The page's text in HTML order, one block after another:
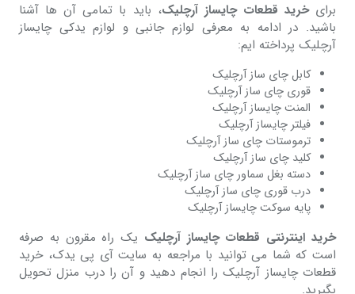
برایخرید قطعات چایساز آرچلیک، باید با تمامی آن ها آشنا
باشید. در ادامه به معرفی لوازم جانبی و لوازم یدکی چایساز
آرچلیک پرداخته ایم:
کابل چای ساز آرچلیک
قوری چای ساز آرچلیک
المنت چایساز آرچلیک
فیلتر چایساز آرچلیک
ترموستات چای ساز آرچلیک
کلید چای ساز آرچلیک
دسته بغل سماور چای ساز آرچلیک
درب قوری چای ساز آرچلیک
پایه سوکت چایساز آرچلیک
خرید اینترنتی قطعات چایساز آرچلیک یک راه مقرون به صرفه
است که شما می توانید با مراجعه به سایت آی پی یدک، خرید
قطعات چایساز آرچلیک را انجام دهید و آن را درب منزل تحویل